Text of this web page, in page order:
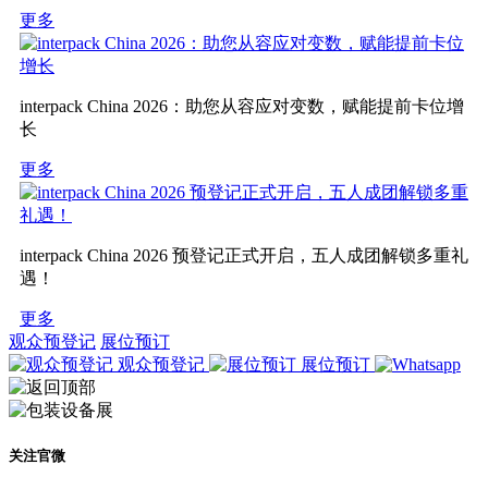
更多
interpack China 2026：助您从容应对变数，赋能提前卡位增
长
更多
interpack China 2026 预登记正式开启，五人成团解锁多重礼
遇！
更多
观众预登记 展位预订
观众预登记
展位预订
关注官微